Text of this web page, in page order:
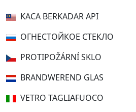
KACA BERKADAR API
ОГНЕСТОЙКОЕ СТЕКЛО
PROTIPOŽÁRNÍ SKLO
BRANDWEREND GLAS
VETRO TAGLIAFUOCO